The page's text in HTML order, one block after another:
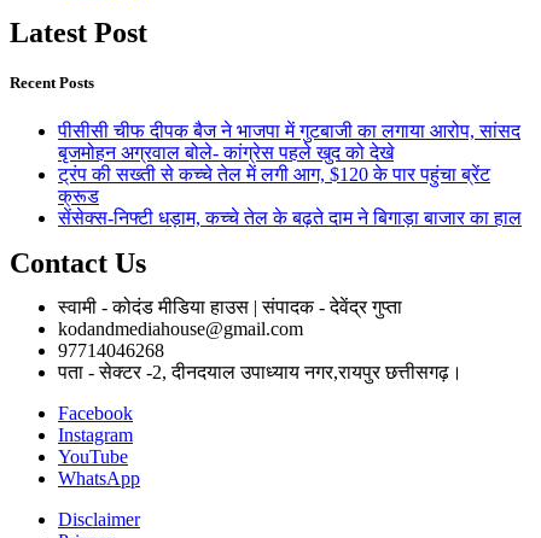
Latest Post
Recent Posts
पीसीसी चीफ दीपक बैज ने भाजपा में गुटबाजी का लगाया आरोप, सांसद
बृजमोहन अग्रवाल बोले- कांग्रेस पहले खुद को देखे
ट्रंप की सख्ती से कच्चे तेल में लगी आग, $120 के पार पहुंचा ब्रेंट
क्रूड
सेंसेक्स-निफ्टी धड़ाम, कच्चे तेल के बढ़ते दाम ने बिगाड़ा बाजार का हाल
Contact Us
स्वामी - कोदंड मीडिया हाउस | संपादक - देवेंद्र गुप्ता
kodandmediahouse@gmail.com
97714046268
पता - सेक्टर -2, दीनदयाल उपाध्याय नगर,रायपुर छत्तीसगढ़।
Facebook
Instagram
YouTube
WhatsApp
Disclaimer